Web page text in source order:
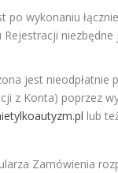
wykonaniu
Rejestracji
jest
z Konta) poprzez
lub
Zamówienia